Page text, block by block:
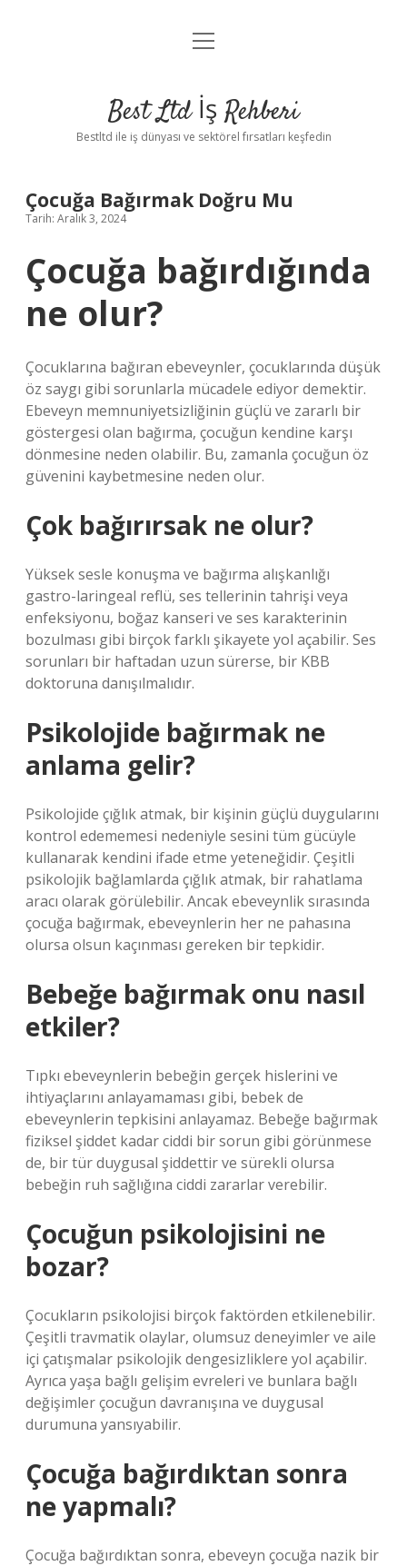
Anasayfa
Yasal Uyarı
menüyü
Best Ltd İş Rehberi
Bestltd ile iş dünyası ve sektörel fırsatları keşfedin
Çocuğa Bağırmak Doğru Mu
Tarih: Aralık 3, 2024
Çocuğa bağırdığında
ne olur?
Çocuklarına bağıran ebeveynler, çocuklarında düşük
öz saygı gibi sorunlarla mücadele ediyor demektir.
Ebeveyn memnuniyetsizliğinin güçlü ve zararlı bir
göstergesi olan bağırma, çocuğun kendine karşı
dönmesine neden olabilir. Bu, zamanla çocuğun öz
güvenini kaybetmesine neden olur.
Çok bağırırsak ne olur?
Yüksek sesle konuşma ve bağırma alışkanlığı
gastro-laringeal reflü, ses tellerinin tahrişi veya
enfeksiyonu, boğaz kanseri ve ses karakterinin
bozulması gibi birçok farklı şikayete yol açabilir. Ses
sorunları bir haftadan uzun sürerse, bir KBB
doktoruna danışılmalıdır.
Psikolojide bağırmak ne
anlama gelir?
Psikolojide çığlık atmak, bir kişinin güçlü duygularını
kontrol edememesi nedeniyle sesini tüm gücüyle
kullanarak kendini ifade etme yeteneğidir. Çeşitli
psikolojik bağlamlarda çığlık atmak, bir rahatlama
aracı olarak görülebilir. Ancak ebeveynlik sırasında
çocuğa bağırmak, ebeveynlerin her ne pahasına
olursa olsun kaçınması gereken bir tepkidir.
Bebeğe bağırmak onu nasıl
etkiler?
Tıpkı ebeveynlerin bebeğin gerçek hislerini ve
ihtiyaçlarını anlayamaması gibi, bebek de
ebeveynlerin tepkisini anlayamaz. Bebeğe bağırmak
fiziksel şiddet kadar ciddi bir sorun gibi görünmese
de, bir tür duygusal şiddettir ve sürekli olursa
bebeğin ruh sağlığına ciddi zararlar verebilir.
Çocuğun psikolojisini ne
bozar?
Çocukların psikolojisi birçok faktörden etkilenebilir.
Çeşitli travmatik olaylar, olumsuz deneyimler ve aile
içi çatışmalar psikolojik dengesizliklere yol açabilir.
Ayrıca yaşa bağlı gelişim evreleri ve bunlara bağlı
değişimler çocuğun davranışına ve duygusal
durumuna yansıyabilir.
Çocuğa bağırdıktan sonra
ne yapmalı?
Çocuğa bağırdıktan sonra, ebeveyn çocuğa nazik bir